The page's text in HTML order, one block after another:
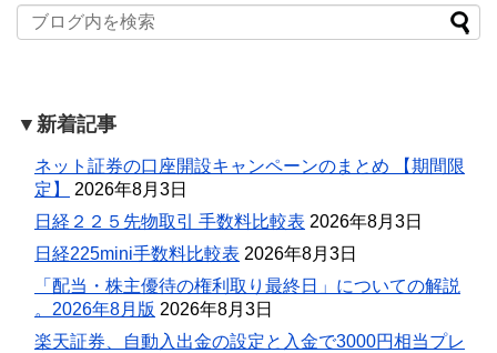
▼新着記事
ネット証券の口座開設キャンペーンのまとめ 【期間限
定】
2026年8月3日
日経２２５先物取引 手数料比較表 2026年8月3日
日経225mini手数料比較表 2026年8月3日
「配当・株主優待の権利取り最終日」についての解説
。2026年8月版 2026年8月3日
楽天証券、自動入出金の設定と入金で3000円相当プレ